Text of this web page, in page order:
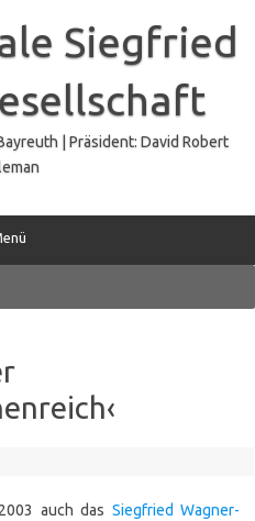
Siegfried
| Präsident: David Robert
auch das Siegfried Wagner-